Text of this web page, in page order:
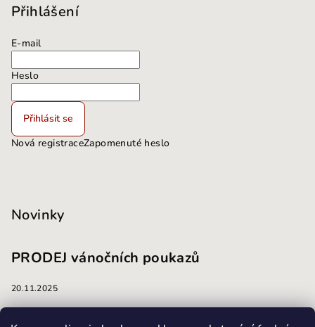
Přihlášení
E-mail
Heslo
Přihlásit se
Nová registraceZapomenuté heslo
Novinky
PRODEJ vánočních poukazů
20.11.2025